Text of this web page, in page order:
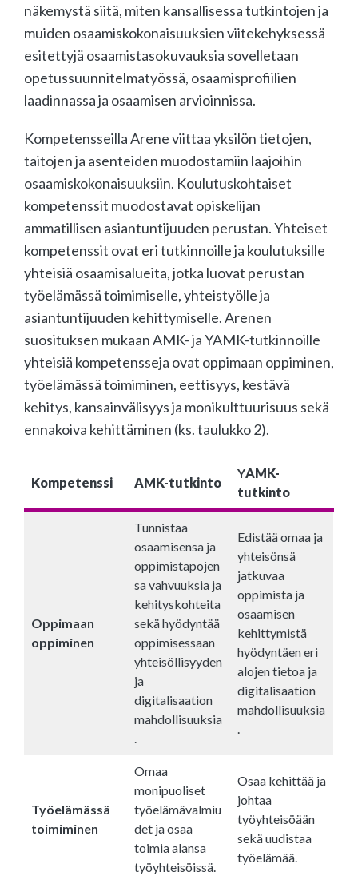
näkemystä siitä, miten kansallisessa tutkintojen ja
muiden osaamiskokonaisuuksien viitekehyksessä
esitettyjä osaamistasokuvauksia sovelletaan
opetussuunnitelmatyössä, osaamisprofiilien
laadinnassa ja osaamisen arvioinnissa.
Kompetensseilla Arene viittaa yksilön tietojen,
taitojen ja asenteiden muodostamiin laajoihin
osaamiskokonaisuuksiin. Koulutuskohtaiset
kompetenssit muodostavat opiskelijan
ammatillisen asiantuntijuuden perustan. Yhteiset
kompetenssit ovat eri tutkinnoille ja koulutuksille
yhteisiä osaamisalueita, jotka luovat perustan
työelämässä toimimiselle, yhteistyölle ja
asiantuntijuuden kehittymiselle. Arenen
suosituksen mukaan AMK- ja YAMK-tutkinnoille
yhteisiä kompetensseja ovat oppimaan oppiminen,
työelämässä toimiminen, eettisyys, kestävä
kehitys, kansainvälisyys ja monikulttuurisuus sekä
ennakoiva kehittäminen (ks. taulukko 2).
Kompetenssi AMK-tutkinto
YAMK-
tutkinto
Oppimaan
oppiminen
Tunnistaa
osaamisensa ja
oppimistapojen
sa vahvuuksia ja
kehityskohteita
sekä hyödyntää
oppimisessaan
yhteisöllisyyden
ja
digitalisaation
mahdollisuuksia
.
Edistää omaa ja
yhteisönsä
jatkuvaa
oppimista ja
osaamisen
kehittymistä
hyödyntäen eri
alojen tietoa ja
digitalisaation
mahdollisuuksia
.
Työelämässä
toimiminen
Omaa
monipuoliset
työelämävalmiu
det ja osaa
toimia alansa
työyhteisöissä.
Osaa kehittää ja
johtaa
työyhteisöään
sekä uudistaa
työelämää.